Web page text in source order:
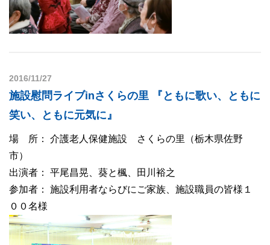
2016/11/27
施設慰問ライブinさくらの里 『ともに歌い、ともに
笑い、ともに元気に』
場 所： 介護老人保健施設 さくらの里（栃木県佐野
市）
出演者： 平尾昌晃、葵と楓、田川裕之
参加者： 施設利用者ならびにご家族、施設職員の皆様１
００名様